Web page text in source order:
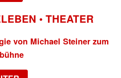
• THEATER
von Michael Steiner zum